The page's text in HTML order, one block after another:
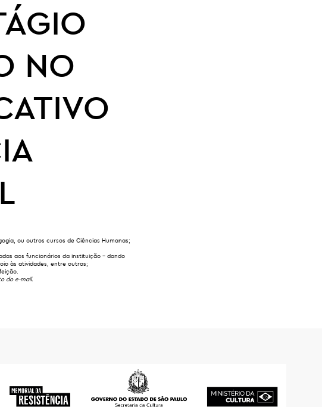
NO
ou outros cursos de Ciências Humanas;
aos funcionários da instituição – dando
às atividades, entre outras;
do e-mail.